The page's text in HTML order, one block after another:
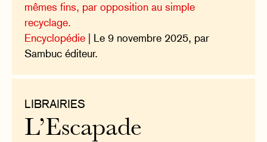
mêmes fins, par opposition au simple
recyclage.
Encyclopédie | Le 9 novembre 2025, par
Sambuc éditeur.
LIBRAIRIES
L’Escapade